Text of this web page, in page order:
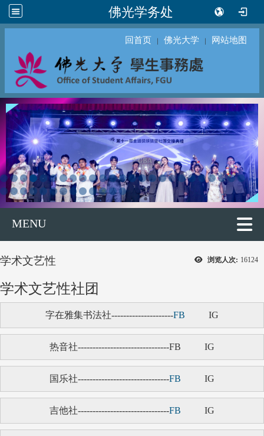
佛光学务处
回首页 ｜ 佛光大学 ｜ 网站地图
MENU
浏览人次: 16124
学术文艺性
学术文艺性社团
字在雅集书法社---------------------FB IG
热音社-------------------------------FB IG
国乐社-------------------------------FB IG
吉他社-------------------------------FB IG